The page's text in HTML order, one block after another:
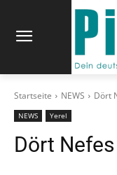
Startseite NEWS Dört
NEWS Yerel
Dört